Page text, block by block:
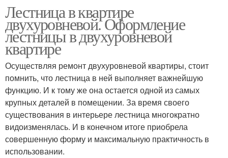
Лестница в квартире
двухуровневой. Оформление
лестницы в двухуровневой
квартире
Осуществляя ремонт двухуровневой квартиры, стоит
помнить, что лестница в ней выполняет важнейшую
функцию. И к тому же она остается одной из самых
крупных деталей в помещении. За время своего
существования в интерьере лестница многократно
видоизменялась. И в конечном итоге приобрела
совершенную форму и максимальную практичность в
использовании.